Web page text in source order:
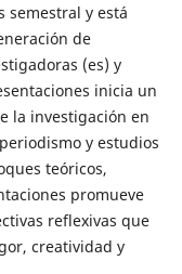
semestral y está
de
(es) y
inicia un
la investigación en
y estudios
teóricos,
promueve
reflexivas que
creatividad y